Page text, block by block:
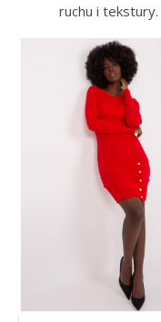
ruchu i tekstury.